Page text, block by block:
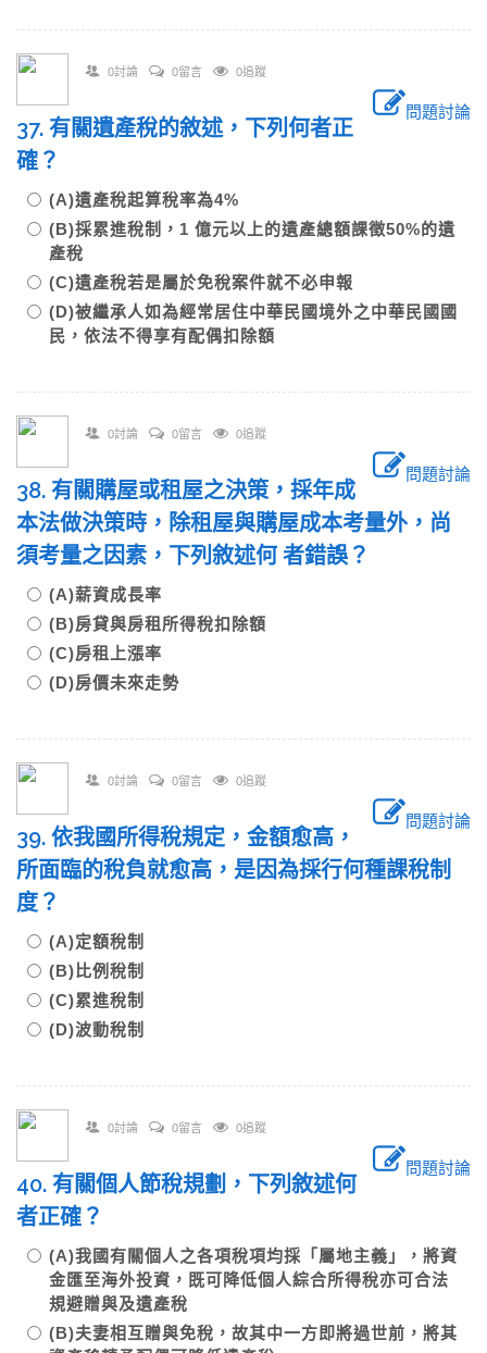
0討論 0留言 0追蹤
問題討論
37. 有關遺產稅的敘述，下列何者正
確？
(A)遺產稅起算稅率為4%
(B)採累進稅制，1 億元以上的遺產總額課徵50%的遺
產稅
(C)遺產稅若是屬於免稅案件就不必申報
(D)被繼承人如為經常居住中華民國境外之中華民國國
民，依法不得享有配偶扣除額
0討論 0留言 0追蹤
問題討論
38. 有關購屋或租屋之決策，採年成
本法做決策時，除租屋與購屋成本考量外，尚
須考量之因素，下列敘述何 者錯誤？
(A)薪資成長率
(B)房貸與房租所得稅扣除額
(C)房租上漲率
(D)房價未來走勢
0討論 0留言 0追蹤
問題討論
39. 依我國所得稅規定，金額愈高，
所面臨的稅負就愈高，是因為採行何種課稅制
度？
(A)定額稅制
(B)比例稅制
(C)累進稅制
(D)波動稅制
0討論 0留言 0追蹤
問題討論
40. 有關個人節稅規劃，下列敘述何
者正確？
(A)我國有關個人之各項稅項均採「屬地主義」，將資
金匯至海外投資，既可降低個人綜合所得稅亦可合法
規避贈與及遺產稅
(B)夫妻相互贈與免稅，故其中一方即將過世前，將其